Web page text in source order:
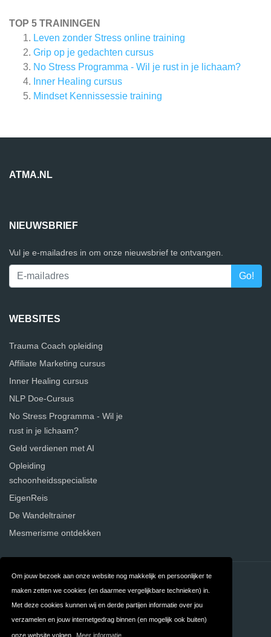
Om jouw bezoek aan onze website nog makkelijk en persoonlijker te
maken zetten we cookies (en daarmee vergelijkbare technieken) in.
Met deze cookies kunnen wij en derde partijen informatie over jou
verzamelen en jouw internetgedrag binnen (en mogelijk ook buiten)
onze website volgen. Meer informatie
TOP 5 TRAININGEN
Leven zonder Stress online training
Grip op je gedachten cursus
No Stress Programma - Wil je rust in je lichaam?
Inner Healing cursus
Mindset Kennissessie training
ATMA.NL
NIEUWSBRIEF
Vul je e-mailadres in om onze nieuwsbrief te ontvangen.
WEBSITES
Trauma Coach opleiding
Affiliate Marketing cursus
Inner Healing cursus
NLP Doe-Cursus
No Stress Programma - Wil je
rust in je lichaam?
Geld verdienen met AI
Opleiding
schoonheidsspecialiste
EigenReis
De Wandeltrainer
Mesmerisme ontdekken
Contact Over ons
Privacy Algemene
Voorwaarden